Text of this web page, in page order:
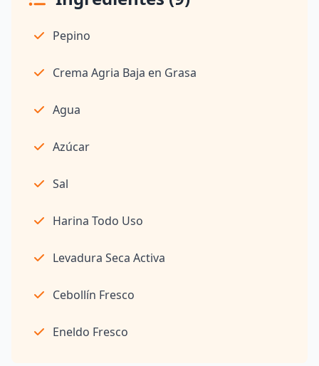
Pepino
Crema Agria Baja en Grasa
Agua
Azúcar
Sal
Harina Todo Uso
Levadura Seca Activa
Cebollín Fresco
Eneldo Fresco